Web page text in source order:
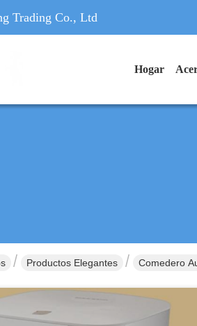
Trading Co., Ltd
Hogar
Productos Elegantes Comedero